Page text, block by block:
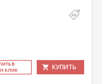
В
КЛИК
КУПИТЬ